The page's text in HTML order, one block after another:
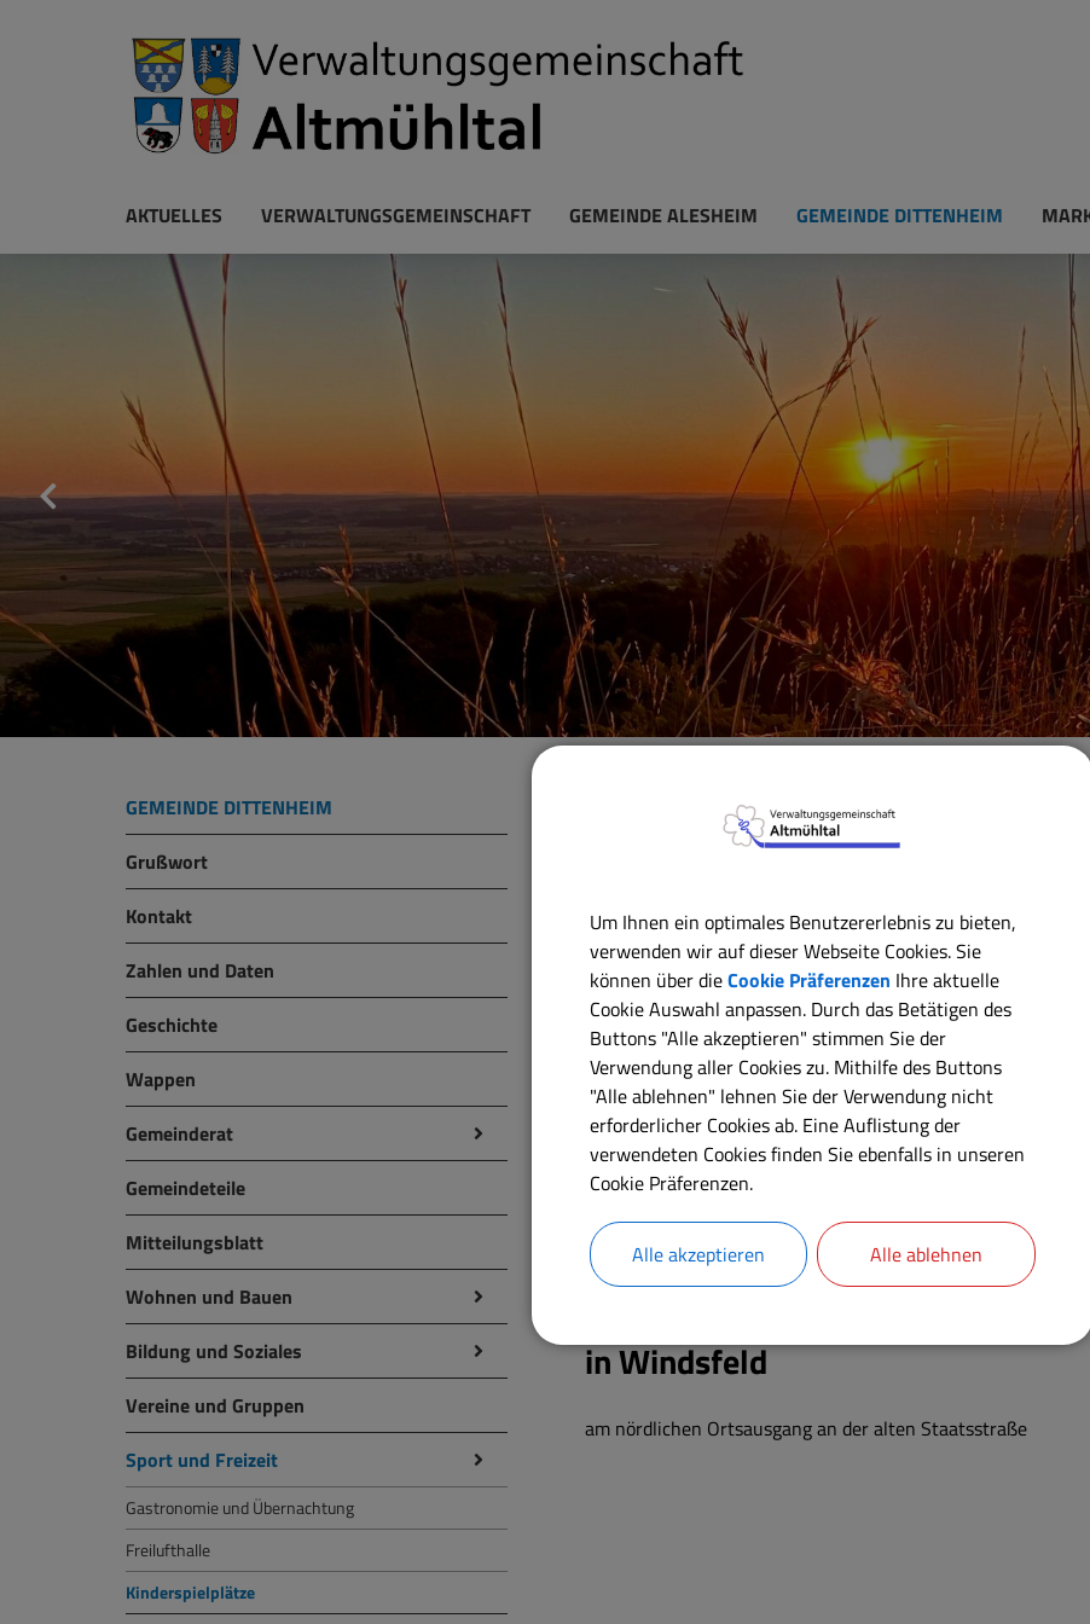
AKTUELLES VERWALTUNGSGEMEINSCHAFT GEMEINDE ALESHEIM GEMEINDE DITTENHEIM
GEMEINDE DITTENHEIM
Grußwort
Kontakt
Zahlen und Daten
Geschichte
Wappen
Gemeinderat
Gemeindeteile
Mitteilungsblatt
Wohnen und Bauen
Bildung und Soziales
Vereine und Gruppen
Sport und Freizeit
Gastronomie und Übernachtung
Freilufthalle
Kinderspielplätze
Verwaltungsgemeinschaft Gemeinde Dittenheim
Kinderspielplätze in
an der Gelbe-Bürg-Straße / Würzburger Hof
und
im Baugebiet "An der Sammenheimer Straße" am Buchenweg
in Sammenheim
am Dorfplatz an der Kirche
in Sausenhofen
in Windsfeld
am nördlichen Ortsausgang an der alten Staatsstraße
Um Ihnen ein optimales Benutzererlebnis zu bieten,
verwenden wir auf dieser Webseite Cookies. Sie
können über dieCookie Präferenzen Ihre aktuelle
Cookie Auswahl anpassen. Durch das Betätigen des
Buttons "Alle akzeptieren" stimmen Sie der
Verwendung aller Cookies zu. Mithilfe des Buttons
"Alle ablehnen" lehnen Sie der Verwendung nicht
erforderlicher Cookies ab. Eine Auflistung der
verwendeten Cookies finden Sie ebenfalls in unseren
Cookie Präferenzen.
Alle akzeptieren Alle ablehnen